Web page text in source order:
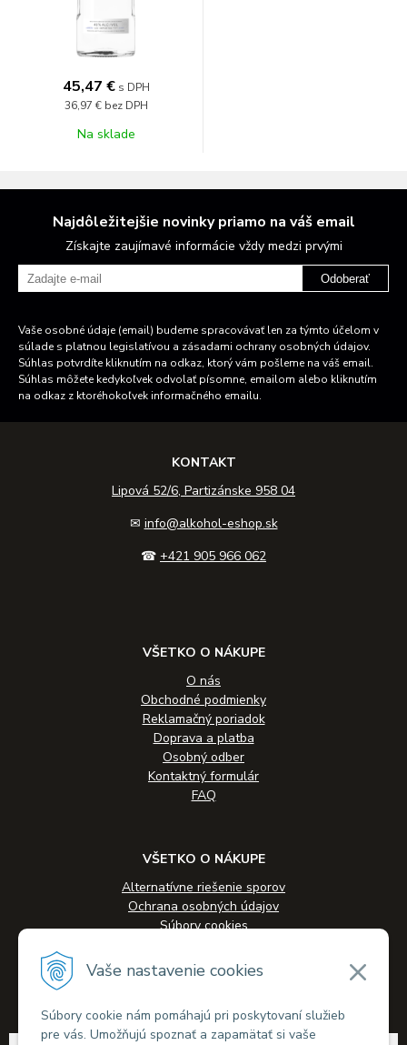
Vaše nastavenie cookies
Súbory cookie nám pomáhajú pri poskytovaní služieb
pre vás. Umožňujú spoznať a zapamätať si vaše
45,47 € s DPH
36,97 € bez DPH
Na sklade
Najdôležitejšie novinky priamo na váš email
Získajte zaujímavé informácie vždy medzi prvými
Odoberať
Vaše osobné údaje (email) budeme spracovávať len za týmto účelom v
súlade s platnou legislatívou a zásadami ochrany osobných údajov.
Súhlas potvrdíte kliknutím na odkaz, ktorý vám pošleme na váš email.
Súhlas môžete kedykoľvek odvolať písomne, emailom alebo kliknutím
na odkaz z ktoréhokoľvek informačného emailu.
KONTAKT
Lipová 52/6, Partizánske 958 04
✉ info@alkohol-eshop.sk
☎ +421 905 966 062
VŠETKO O NÁKUPE
O nás
Obchodné podmienky
Reklamačný poriadok
Doprava a platba
Osobný odber
Kontaktný formulár
FAQ
VŠETKO O NÁKUPE
Alternatívne riešenie sporov
Ochrana osobných údajov
Súbory cookies
Veľkoobchodná spolupráca